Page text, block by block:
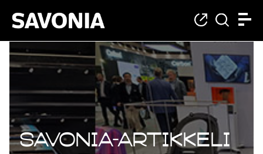
Savonia-artikkeli